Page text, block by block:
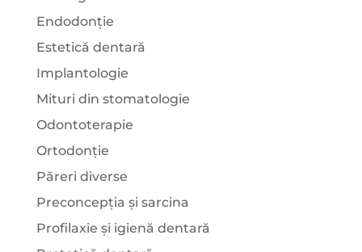
Endodonție
Estetică dentară
Implantologie
Mituri din stomatologie
Odontoterapie
Ortodonție
Păreri diverse
Preconcepția și sarcina
Profilaxie și igienă dentară